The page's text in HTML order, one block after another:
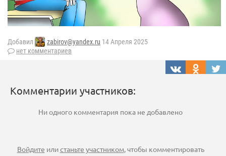
Добавил zabirov@yandex.ru 14 Апреля 2025
нет комментариев
Комментарии участников:
Ни одного комментария пока не добавлено
Войдите илистаньте участником, чтобы комментировать